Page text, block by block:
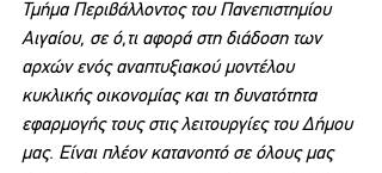
Τμήμα Περιβάλλοντος του Πανεπιστημίου
Αιγαίου, σε ό,τι αφορά στη διάδοση των
αρχών ενός αναπτυξιακού μοντέλου
κυκλικής οικονομίας και τη δυνατότητα
εφαρμογής τους στις λειτουργίες του Δήμου
μας. Είναι πλέον κατανοητό σε όλους μας